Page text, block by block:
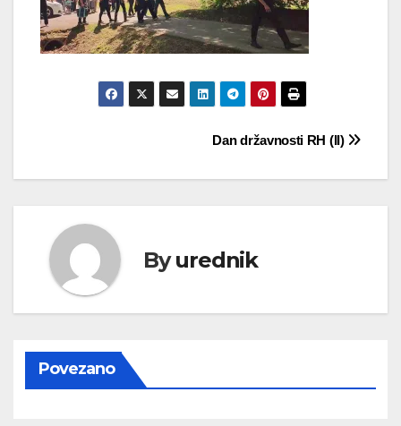
objava
Dan državnosti RH (II)
Byurednik
Povezano